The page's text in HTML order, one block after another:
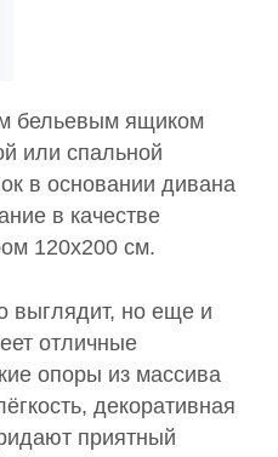
бельевым ящиком
или спальной
в основании дивана
в качестве
120х200 см.
выглядит, но еще и
отличные
опоры из массива
декоративная
приятный